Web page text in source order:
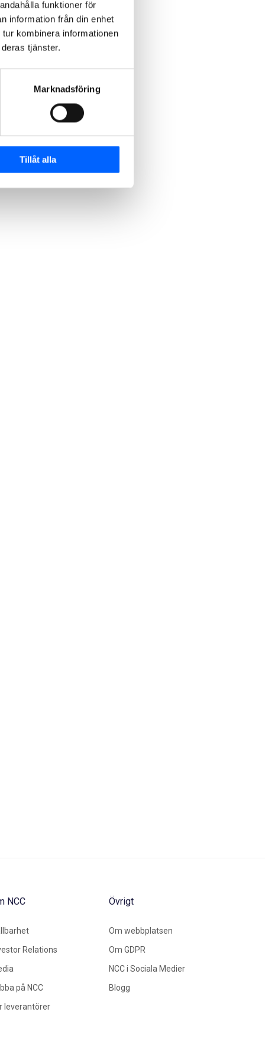
funktioner för
information från din enhet
kombinera informationen
tjänster.
Marknadsföring
Tillåt alla
NCC
Relations
på NCC
leverantörer
Övrigt
Om webbplatsen
Om GDPR
NCC i Sociala Medier
Blogg